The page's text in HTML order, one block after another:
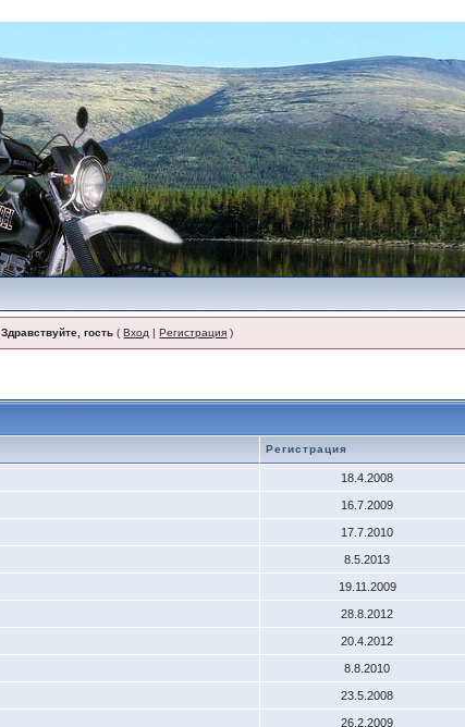
Здравствуйте, гость (Вход |Регистрация )
Регистрация
18.4.2008
16.7.2009
17.7.2010
8.5.2013
19.11.2009
28.8.2012
20.4.2012
8.8.2010
23.5.2008
26.2.2009